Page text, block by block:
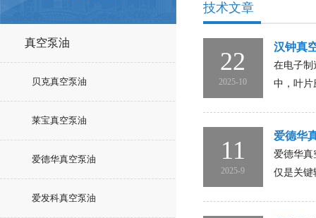
真空泵油
贝克真空泵油
莱宝真空泵油
爱德华真空泵油
爱发科真空泵油
技术文章
22
2025-10
汉钟真
在电子制
中，叶片
11
2025-9
爱德华
爱德华真
仅是关键